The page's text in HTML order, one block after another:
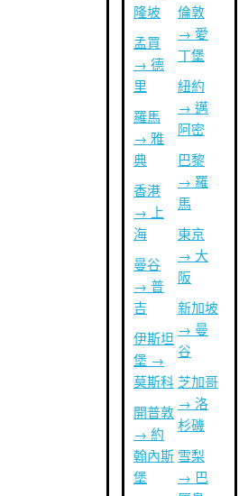
隆坡
孟買
→ 德
里
羅馬
→ 雅
典
香港
→ 上
海
曼谷
→ 普
吉
伊斯坦
堡 →
莫斯科
開普敦
→ 約
翰內斯
堡
倫敦
→ 愛
丁堡
紐約
→ 邁
阿密
巴黎
→ 羅
馬
東京
→ 大
阪
新加坡
→ 曼
谷
芝加哥
→ 洛
杉磯
雪梨
→ 巴